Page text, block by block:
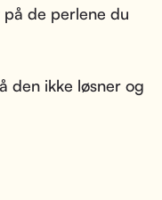
de perlene du
den ikke løsner og